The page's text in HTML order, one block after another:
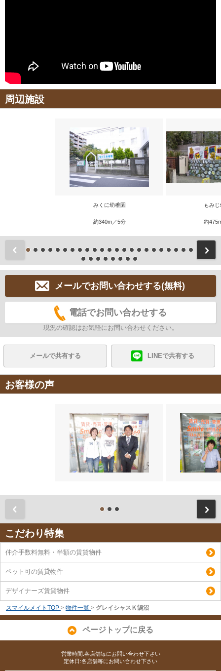
周辺施設
みくに幼稚園
約340m／5分
もみ
約
前
メールでお問い合わせする(無料)
電話でお問い合わせする
現況の確認はお気軽にお問い合わせください。
メールで共有する LINEで共有する
お客様の声
こだわり特集
仲介手数料無料・半額の賃貸物件
ペット可の賃貸物件
デザイナーズ賃貸物件
スマイルメイトTOP > 物件一覧 > グレイシャスＫ鵠沼
ページトップに戻る
営業時間:各店舗毎にお問い合わせ下さい
定休日:各店舗毎にお問い合わせ下さい